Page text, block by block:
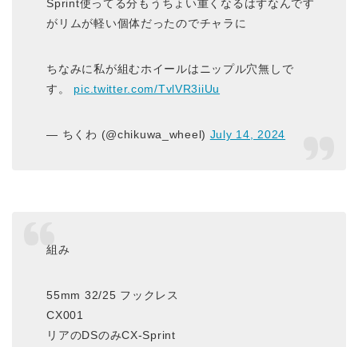
Sprint使ってる分もうちょい重くなるはずなんです
がリムが軽い個体だったのでチャラに
ちなみに私が組むホイールはニップル穴無しで
す。 pic.twitter.com/TvlVR3iiUu
— ちくわ (@chikuwa_wheel) July 14, 2024
組み
55mm 32/25 フックレス
CX001
リアのDSのみCX-Sprint